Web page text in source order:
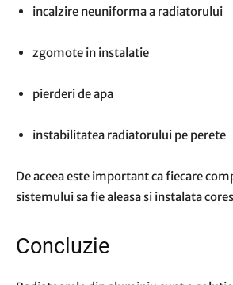
incalzire neuniforma a radiatorului
zgomote in instalatie
pierderi de apa
instabilitatea radiatorului pe perete
De aceea este important ca fiecare
sistemului sa fie aleasa si instalata
Concluzie